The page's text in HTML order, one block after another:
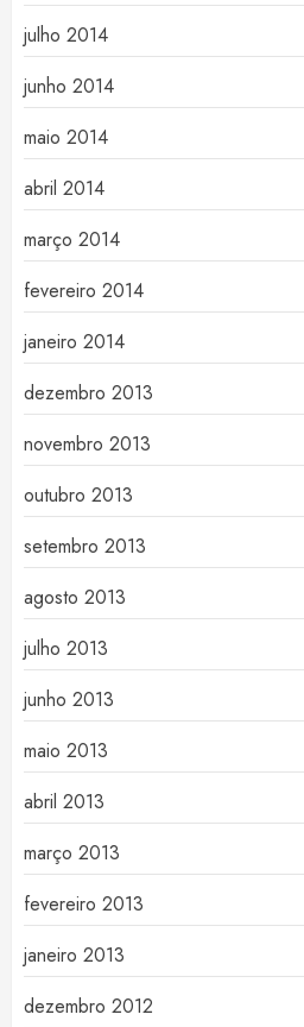
julho 2014
junho 2014
maio 2014
abril 2014
março 2014
fevereiro 2014
janeiro 2014
dezembro 2013
novembro 2013
outubro 2013
setembro 2013
agosto 2013
julho 2013
junho 2013
maio 2013
abril 2013
março 2013
fevereiro 2013
janeiro 2013
dezembro 2012